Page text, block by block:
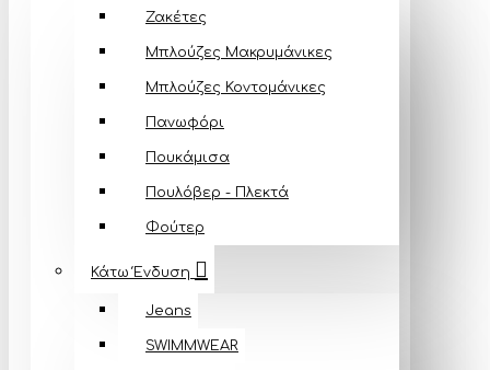
Ζακέτες
Μπλούζες Mακρυμάνικες
Μπλούζες Κοντομάνικες
Πανωφόρι
Πουκάμισα
Πουλόβερ - Πλεκτά
Φούτερ
Κάτω Ένδυση
Jeans
SWIMMWEAR